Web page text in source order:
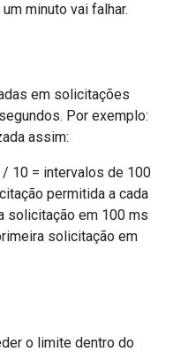
minuto vai falhar.
em solicitações
Por exemplo:
assim:
10 = intervalos de 100
permitida a cada
solicitação em 100 ms
solicitação em
o limite dentro do